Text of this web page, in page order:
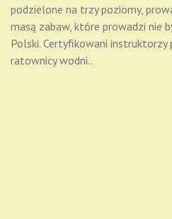
podzielone na trzy poziomy,
masą zabaw, które prowadzi nie
Polski. Certyfikowani instruktorzy
ratownicy wodni..